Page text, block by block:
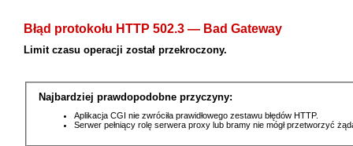
Błąd protokołu HTTP 502.3 — Bad Gateway
Limit czasu operacji został przekroczony.
Najbardziej prawdopodobne przyczyny:
Aplikacja CGI nie zwróciła prawidłowego zestawu błędów HTTP.
Serwer pełniący rolę serwera proxy lub bramy nie mógł przetworzyć